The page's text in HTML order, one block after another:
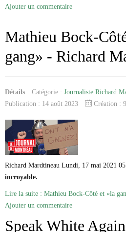
Ajouter un commentaire
Mathieu Bock-
gang» - Richard
Détails Catégorie : Journaliste Richard
Publication : 14 août 2023
Création :
Richard Mardtineau Lundi, 17 mai 2021
incroyable.
Lire la suite : Mathieu Bock-Côté et «la
Ajouter un commentaire
Speak White